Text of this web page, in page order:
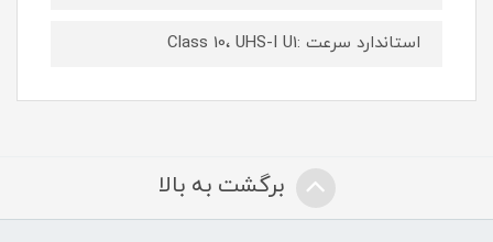
استاندارد سرعت :Class 10، UHS-I U1
برگشت به بالا